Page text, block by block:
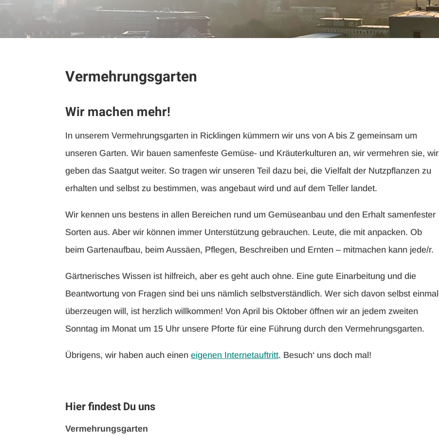
Vermehrungsgarten
Wir machen mehr!
In unserem Vermehrungsgarten in Ricklingen kümmern wir uns von A bis Z gemeinsam um
unseren Garten. Wir bauen samenfeste Gemüse- und Kräuterkulturen an, wir vermehren sie, wir
geben das Saatgut weiter. So tragen wir unseren Teil dazu bei, die Vielfalt der Nutzpflanzen zu
erhalten und selbst zu bestimmen, was angebaut wird und auf dem Teller landet.
Wir kennen uns bestens in allen Bereichen rund um Gemüseanbau und den Erhalt samenfester
Sorten aus. Aber wir können immer Unterstützung gebrauchen. Leute, die mit anpacken. Ob
beim Gartenaufbau, beim Aussäen, Pflegen, Beschreiben und Ernten – mitmachen kann jede/r.
Gärtnerisches Wissen ist hilfreich, aber es geht auch ohne. Eine gute Einarbeitung und die
Beantwortung von Fragen sind bei uns nämlich selbstverständlich. Wer sich davon selbst einmal
überzeugen will, ist herzlich willkommen! Von April bis Oktober öffnen wir an jedem zweiten
Sonntag im Monat um 15 Uhr unsere Pforte für eine Führung durch den Vermehrungsgarten.
Übrigens, wir haben auch eineneigenen Internetauftritt. Besuch‘ uns doch mal!
Hier findest Du uns
Vermehrungsgarten